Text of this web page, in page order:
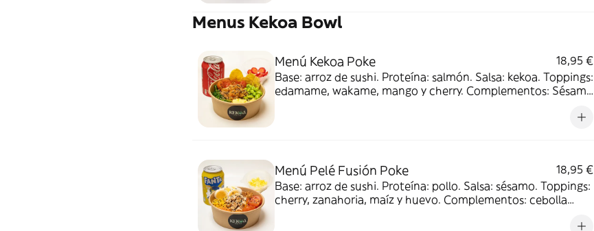
Menus Kekoa Bowl
Menú Kekoa Poke
18,95 €
Base: arroz de sushi. Proteína: salmón. Salsa: kekoa. Toppings:
edamame, wakame, mango y cherry. Complementos: Sésamo
Menú Pelé Fusión Poke
18,95 €
Base: arroz de sushi. Proteína: pollo. Salsa: sésamo. Toppings:
cherry, zanahoria, maíz y huevo. Complementos: cebolla